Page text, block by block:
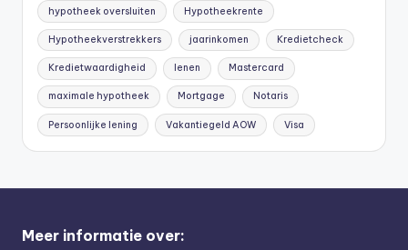
hypotheek oversluiten Hypotheekrente
Hypotheekverstrekkers jaarinkomen Kredietcheck
Kredietwaardigheid lenen Mastercard
maximale hypotheek Mortgage Notaris
Persoonlijke lening Vakantiegeld AOW Visa
Meer informatie over: